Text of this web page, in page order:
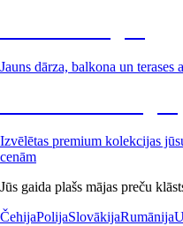
Jauns dārza, balkona un
Izvēlētas premium kolekcijas
cenām
Jūs gaida plašs mājas preču
ČehijaPolijaSlovākijaRumānija